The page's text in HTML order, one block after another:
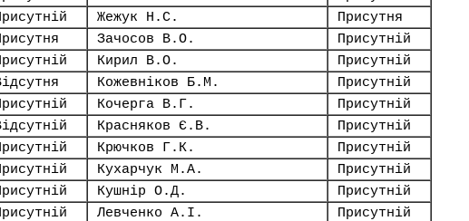
Жежук Н.С.
Присутня
Зачосов В.О.
Присутній
Кирил В.О.
Присутній
Кожевніков Б.М.
Присутній
Кочерга В.Г.
Присутній
Красняков Є.В.
Присутній
Крючков Г.К.
Присутній
Кухарчук М.А.
Присутній
Кушнір О.Д.
Присутній
Левченко А.І.
Присутній